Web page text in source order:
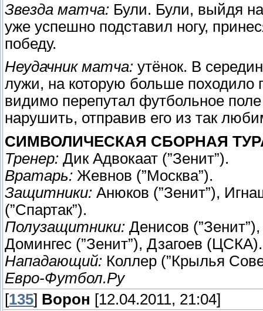
Звезда матча: Були. Були, выйдя
уже успешно подставил ногу,
победу.
Неудачник матча: утёнок. В
лужи, на которую больше походило
видимо перепутал футбольное
нарушить, отправив его из так
СИМВОЛИЧЕСКАЯ СБОРНАЯ
Тренер: Дик Адвокаат (”Зенит”).
Вратарь: Жевнов (”Москва”).
Защитники: Анюков (”Зенит”),
(”Спартак”).
Полузащитники: Денисов
Домингес (”Зенит”), Дзагоев (ЦСКА).
Нападающий: Коллер (”Крылья
Евро-Футбол.Ру
[135] Ворон [12.04.2011, 21:04]